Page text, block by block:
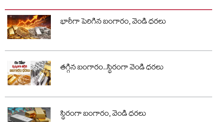
భారీగా పెరిగిన బంగారం, వెండి ధరలు
తగ్గిన బంగారం..స్థిరంగా వెండి ధరలు
స్థిరంగా బంగారం, వెండి ధరలు